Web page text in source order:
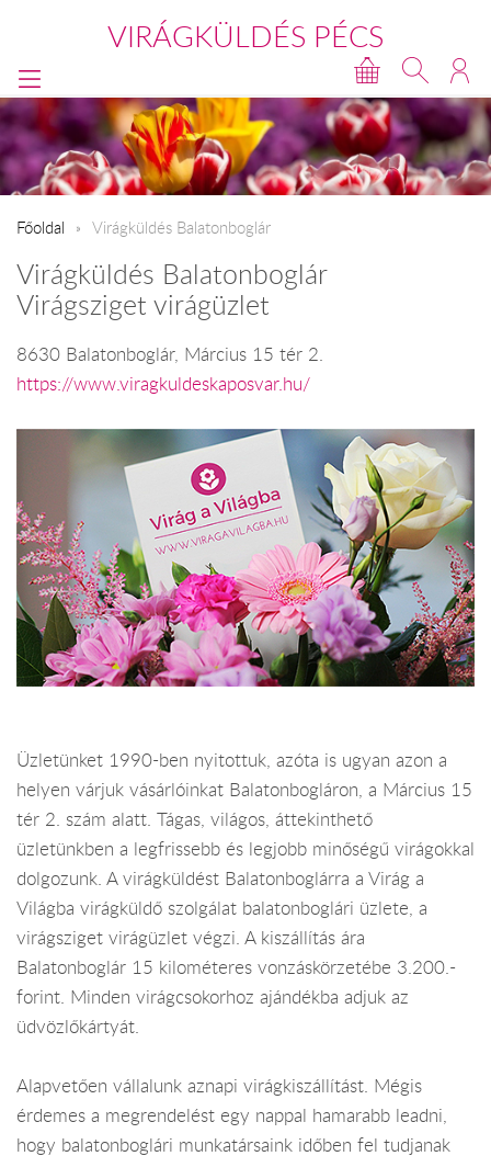
VIRÁGKÜLDÉS PÉCS
Főoldal Virágküldés Balatonboglár
Virágküldés Balatonboglár
Virágsziget virágüzlet
8630 Balatonboglár, Március 15 tér 2.
https://www.viragkuldeskaposvar.hu/
Üzletünket 1990-ben nyitottuk, azóta is ugyan azon a
helyen várjuk vásárlóinkat Balatonbogláron, a Március 15
tér 2. szám alatt. Tágas, világos, áttekinthető
üzletünkben a legfrissebb és legjobb minőségű virágokkal
dolgozunk. A virágküldést Balatonboglárra a Virág a
Világba virágküldő szolgálat balatonboglári üzlete, a
virágsziget virágüzlet végzi. A kiszállítás ára
Balatonboglár 15 kilométeres vonzáskörzetébe 3.200.-
forint. Minden virágcsokorhoz ajándékba adjuk az
üdvözlőkártyát.
Alapvetően vállalunk aznapi virágkiszállítást. Mégis
érdemes a megrendelést egy nappal hamarabb leadni,
hogy balatonboglári munkatársaink időben fel tudjanak